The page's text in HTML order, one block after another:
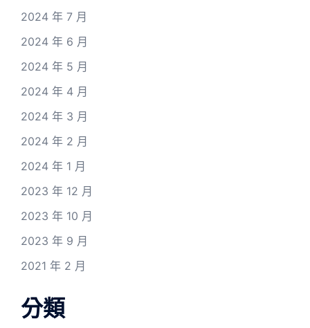
2024 年 7 月
2024 年 6 月
2024 年 5 月
2024 年 4 月
2024 年 3 月
2024 年 2 月
2024 年 1 月
2023 年 12 月
2023 年 10 月
2023 年 9 月
2021 年 2 月
分類